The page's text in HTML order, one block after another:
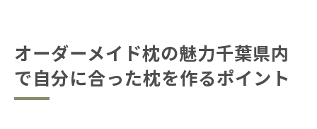
姿勢
オーダーメイド枕で快眠を実現千葉県の専門店
を賢く活用
オーダーメイド枕の魅力千葉県内
で自分に合った枕を作るポイント